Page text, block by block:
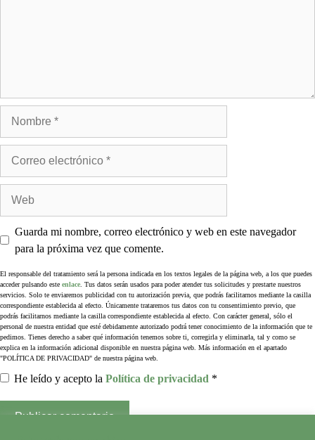
Guarda mi nombre, correo electrónico y web en este navegador
para la próxima vez que comente.
El responsable del tratamiento será la persona indicada en los textos legales de la página web, a los que puedes
acceder pulsando este enlace . Tus datos serán usados para poder atender tus solicitudes y prestarte nuestros
servicios. Solo te enviaremos publicidad con tu autorización previa, que podrás facilitarnos mediante la casilla
correspondiente establecida al efecto. Únicamente trataremos tus datos con tu consentimiento previo, que
podrás facilitarnos mediante la casilla correspondiente establecida al efecto. Con carácter general, sólo el
personal de nuestra entidad que esté debidamente autorizado podrá tener conocimiento de la información que te
pedimos. Tienes derecho a saber qué información tenemos sobre ti, corregirla y eliminarla, tal y como se
explica en la información adicional disponible en nuestra página web. Más información en el apartado
"POLÍTICA DE PRIVACIDAD" de nuestra página web.
He leído y acepto la Política de privacidad *